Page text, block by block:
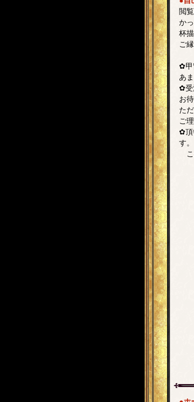
閲
か
杯
ご
✿甲
あ
✿受
お
た
ご
✿頂
す。
こ